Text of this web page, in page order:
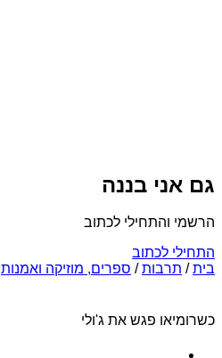
גם אני בננה
הרשמי והתחילי לכתוב
התחילי לכתוב
בית/ תרבות/ ספרים, מוזיקה ואמנות
כשרומיאו פגש את ג'ולי